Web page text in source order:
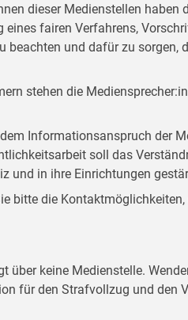
dieser Medienstellen haben
fairen Verfahrens,
beachten und dafür zu sorgen,
stehen die
Informationsanspruch der
soll das
und in ihre Einrichtungen
bitte die
über keine Medienstelle.
für den Strafvollzug und den